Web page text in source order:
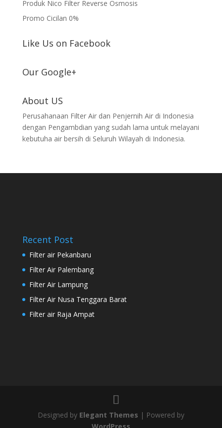
Produk Nico Filter Reverse Osmosis
Promo Cicilan 0%
Like Us on Facebook
Our Google+
About US
Perusahanaan Filter Air dan Penjernih Air di Indonesia
dengan Pengambdian yang sudah lama untuk melayani
kebutuha air bersih di Seluruh Wilayah di Indonesia.
Recent Post
Filter air Pekanbaru
Filter Air Palembang
Filter Air Lampung
Filter Air Nusa Tenggara Barat
Filter air Raja Ampat
Designed by Elegant Themes | Powered by